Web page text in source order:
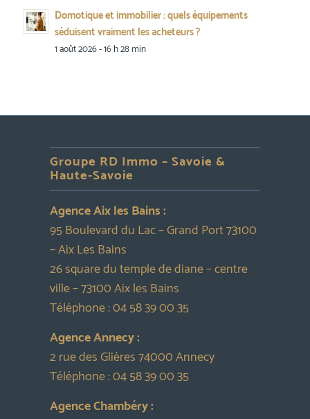
Domotique et immobilier : quels équipements
séduisent vraiment les acheteurs ?
1 août 2026 - 16 h 28 min
Groupe RD Immo – Savoie &
Haute-Savoie
Agence Aix les Bains :
95 Boulevard du Lac – Grand Port 73100
– Aix Les Bains
26 square du temple de diane – centre
ville – 73100 Aix les Bains
Téléphone :04 58 39 00 35
Agence Annecy :
2 rue des Glières 74000 Annecy
Téléphone :04 58 39 00 35
Agence Chambéry :